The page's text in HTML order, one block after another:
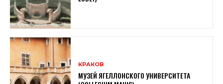
КРАКОВ
МУЗЕЙ ЯГЕЛЛОНСКОГО УНИВЕРСИТЕТА